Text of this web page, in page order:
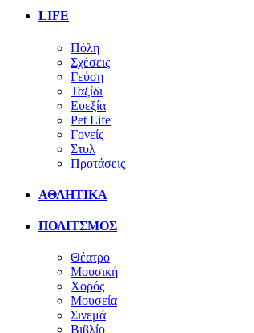
LIFE
Πόλη
Σχέσεις
Γεύση
Ταξίδι
Ευεξία
Pet Life
Γονείς
Στυλ
Προτάσεις
ΑΘΛΗΤΙΚΑ
ΠΟΛΙΤΣΜΟΣ
Θέατρο
Μουσική
Χορός
Μουσεία
Σινεμά
Βιβλίο